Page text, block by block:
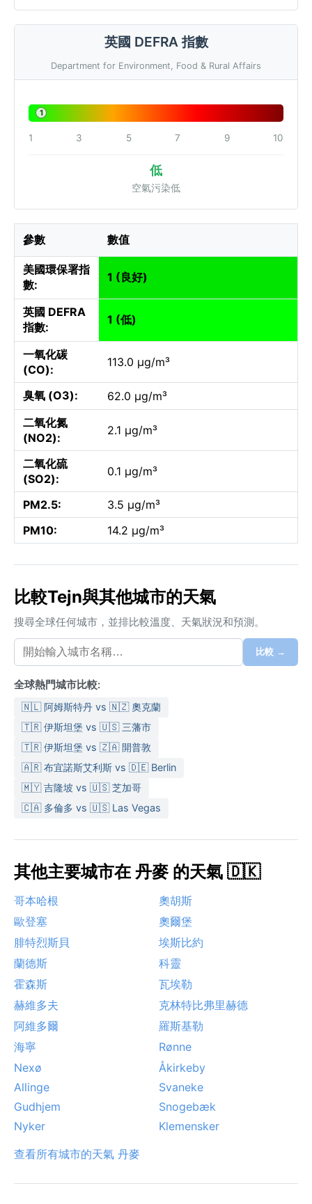
英國 DEFRA 指數
Department for Environment, Food & Rural Affairs
1
1 3 5 7 9 10
低
空氣污染低
參數 數值
美國環保署指
數:
1 (良好)
英國 DEFRA
指數:
1 (低)
一氧化碳
(CO):
113.0 µg/m³
臭氧 (O3):
62.0 µg/m³
二氧化氮
(NO2):
2.1 µg/m³
二氧化硫
(SO2):
0.1 µg/m³
PM2.5:
3.5 µg/m³
PM10:
14.2 µg/m³
比較Tejn與其他城市的天氣
搜尋全球任何城市，並排比較溫度、天氣狀況和預測。
比較 →
全球熱門城市比較:
🇳🇱 阿姆斯特丹 vs 🇳🇿 奧克蘭
🇹🇷 伊斯坦堡 vs 🇺🇸 三藩市
🇹🇷 伊斯坦堡 vs 🇿🇦 開普敦
🇦🇷 布宜諾斯艾利斯 vs 🇩🇪 Berlin
🇲🇾 吉隆坡 vs 🇺🇸 芝加哥
🇨🇦 多倫多 vs 🇺🇸 Las Vegas
其他主要城市在 丹麥 的天氣 🇩🇰
哥本哈根
奧胡斯
歐登塞
奧爾堡
腓特烈斯貝
埃斯比約
蘭德斯
科靈
霍森斯
瓦埃勒
赫維多夫
克林特比弗里赫德
阿維多爾
羅斯基勒
海寧
Rønne
Nexø
Åkirkeby
Allinge
Svaneke
Gudhjem
Snogebæk
Nyker
Klemensker
查看所有城市的天氣 丹麥